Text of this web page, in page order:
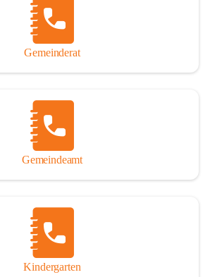
Gemeinderat
Gemeindeamt
Kindergarten